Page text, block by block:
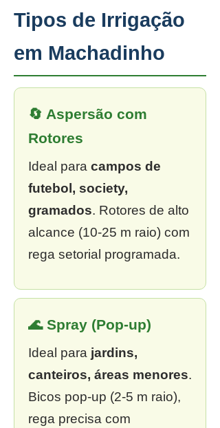
Tipos de Irrigação
em Machadinho
🔄 Aspersão com
Rotores
Ideal para campos de
futebol, society,
gramados. Rotores de alto
alcance (10-25 m raio) com
rega setorial programada.
🌊 Spray (Pop-up)
Ideal para jardins,
canteiros, áreas menores.
Bicos pop-up (2-5 m raio),
rega precisa com